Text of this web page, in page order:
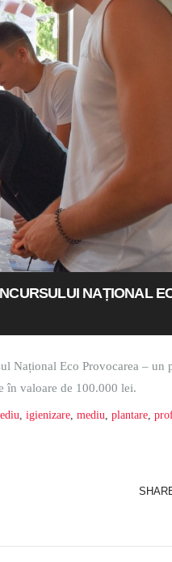
NAȚIONAL
Național Eco Provocarea – un
în valoare de 100.000 lei.
, igienizare, mediu, plantare,